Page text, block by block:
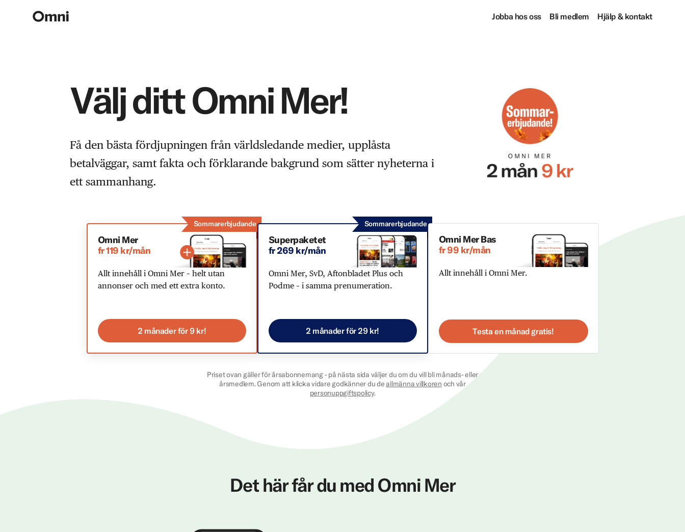
Jobba hos oss Bli medlem Hjälp & kontakt
Välj ditt Omni Mer!
Få den bästa fördjupningen från världsledande medier, upplåsta
betalväggar, samt fakta och förklarande bakgrund som sätter nyheterna i
ett sammanhang.
Sommarerbjudande
Omni Mer
fr 119 kr/mån
Allt innehåll i Omni Mer – helt utan
annonser och med ett extra konto.
2 månader för 9 kr!
Sommarerbjudande
Superpaketet
fr 269 kr/mån
Omni Mer, SvD, Aftonbladet Plus och
Podme – i samma prenumeration.
2 månader för 29 kr!
Omni Mer Bas
fr 99 kr/mån
Allt innehåll i Omni Mer.
Testa en månad gratis!
Priset ovan gäller för årsabonnemang - på nästa sida väljer du om du vill bli månads- eller
årsmedlem. Genom att klicka vidare godkänner du deallmänna villkoren och vår
personuppgiftspolicy.
Det här får du med Omni Mer